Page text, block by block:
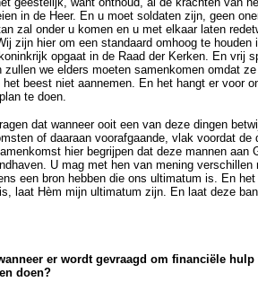
in de Heer. En u moet soldaten zijn, geen
zal onder u komen en u met elkaar laten
zijn hier om een standaard omhoog te
opgaat in de Raad der Kerken. En vrij
we elders moeten samenkomen omdat
beest niet aannemen. En het hangt er voor
te doen.
dat wanneer ooit een van deze dingen
of daaraan voorafgaande, vlak voordat
hier begrijpen dat deze mannen aan
U mag met hen van mening
een bron hebben die ons ultimatum is. En
laat Hèm mijn ultimatum zijn. En laat deze
er wordt gevraagd om financiële
doen?